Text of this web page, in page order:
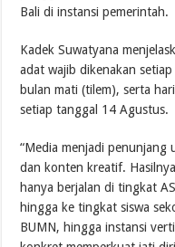
Bali di instansi pemerintah.
Kadek Suwatyana
adat wajib dikenakan
bulan mati (tilem), serta
setiap tanggal 14 Agustus.
“Media menjadi penunjang
dan konten kreatif.
hanya berjalan di tingkat
hingga ke tingkat siswa
BUMN, hingga instansi